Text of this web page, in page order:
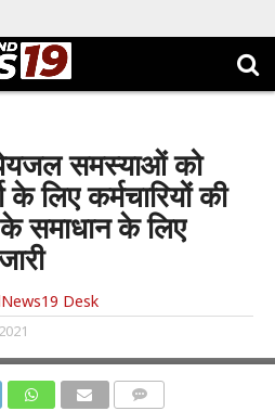
समस्याओं को
लिए कर्मचारियों की
समाधान के लिए
Desk